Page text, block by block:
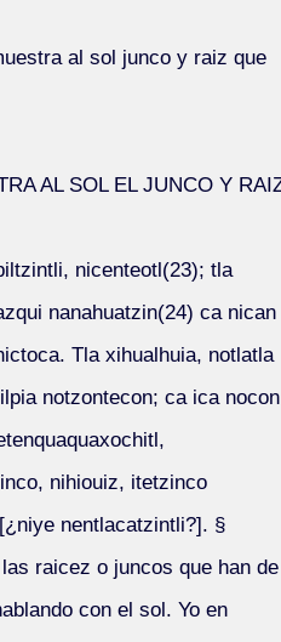
al sol junco y raiz que
AL SOL EL JUNCO Y
nicenteotl(23); tla
nanahuatzin(24) ca nican
Tla xihualhuia, notlatla
notzontecon; ca ica nocon
nihiouiz, itetzinco
nentlacatzintli?]. §
raicez o juncos que han de
con el sol. Yo en